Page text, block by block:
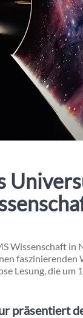
Wissenschaft in
Lesung, die um
präsentiert